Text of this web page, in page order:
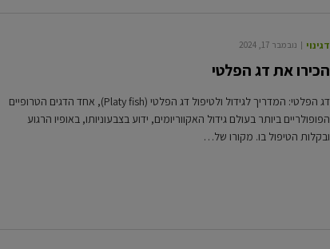
דגי נוי נובמבר 17, 2024
הכירו את דג הפלטי
דג הפלטי: המדריך לגידול ולטיפול דג הפלטי (Platy fish), אחד הדגים הטרופיים
הפופולריים ביותר בעולם גידול האקווריומים, ידוע בצבעוניותו, באופיו הרגוע
ובקלות הטיפול בו. מקורו של…